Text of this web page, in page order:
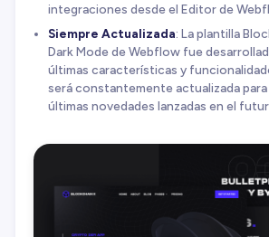
integraciones desde el Editor de
Siempre Actualizada: La plantilla
Dark Mode de Webflow fue
últimas características y
será constantemente actualizada
últimas novedades lanzadas en el